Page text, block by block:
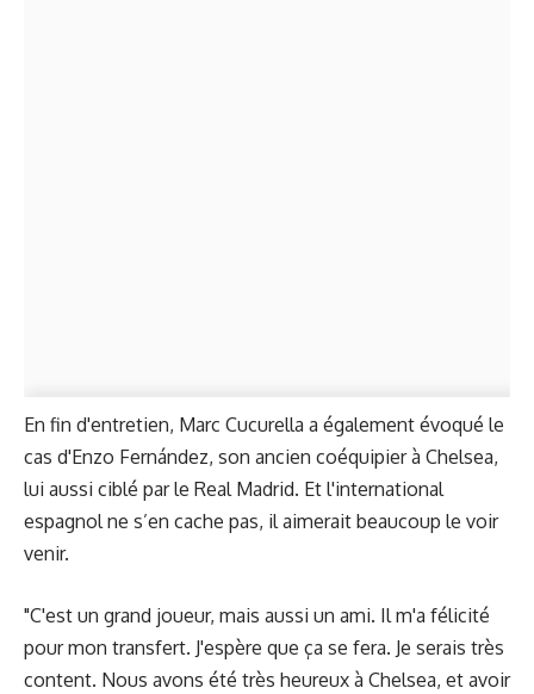
En fin d'entretien, Marc Cucurella a également évoqué le
cas d'Enzo Fernández, son ancien coéquipier à Chelsea,
lui aussi ciblé par le Real Madrid. Et l'international
espagnol ne s’en cache pas, il aimerait beaucoup le voir
venir.
"C'est un grand joueur, mais aussi un ami. Il m'a félicité
pour mon transfert. J'espère que ça se fera. Je serais très
content. Nous avons été très heureux à Chelsea, et avoir